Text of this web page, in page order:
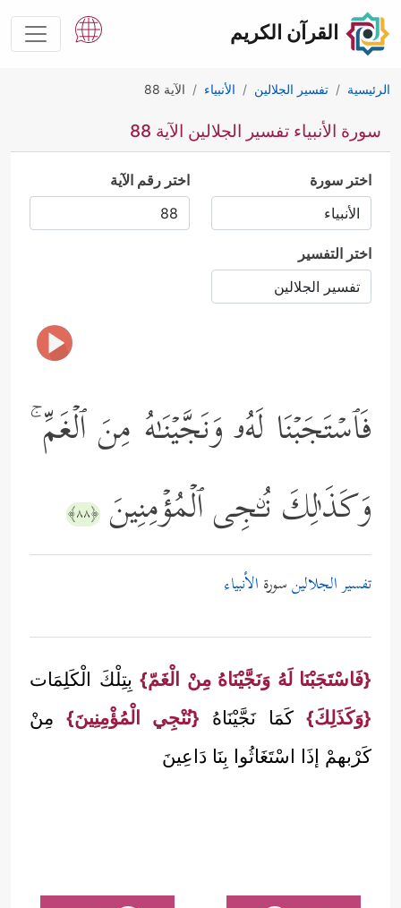
القرآن الكريم
الرئيسية تفسير الجلالين الأنبياء الآية 88
سورة الأنبياء تفسير الجلالين الآية 88
اختر سورة اختر رقم الآية
اختر التفسير
فَٱسۡتَجَبۡنَا لَهُۥ وَنَجَّیۡنَـٰهُ مِنَ ٱلۡغَمِّ ۚ
وَكَذَ ٰ⁠لِكَ نُـۨجِی ٱلۡمُؤۡمِنِینَ ﴿٨٨﴾
تفسير الجلالينسورة الأنبياء
{فَاسْتَجَبْنَا لَهُ وَنَجَّيْنَاهُ مِنْ الْغَمّ} بِتِلْكَ الْكَلِمَات
{وَكَذَلِكَ} كَمَا نَجَّيْنَاهُ {نُنْجِي الْمُؤْمِنِينَ} مِنْ
كَرْبهمْ إذَا اسْتَغَاثُوا بِنَا دَاعِينَ